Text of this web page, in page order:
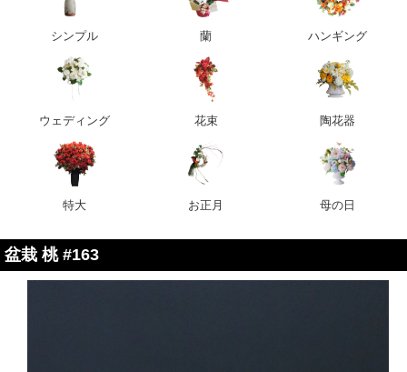
シンプル 蘭 ハンギング
ウェディング 花束 陶花器
特大 お正月 母の日
盆栽 桃 #163